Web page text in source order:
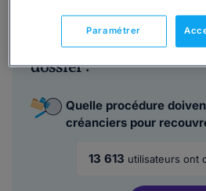
formulaire cerfa est
dossier :
Quelle procédure
créanciers pour
13 613 utilisateurs ont
Paramétrer